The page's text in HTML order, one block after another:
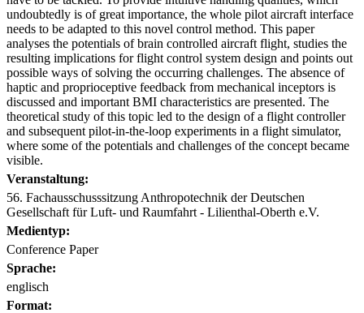
undoubtedly is of great importance, the whole pilot aircraft interface
needs to be adapted to this novel control method. This paper
analyses the potentials of brain controlled aircraft flight, studies the
resulting implications for flight control system design and points out
possible ways of solving the occurring challenges. The absence of
haptic and proprioceptive feedback from mechanical inceptors is
discussed and important BMI characteristics are presented. The
theoretical study of this topic led to the design of a flight controller
and subsequent pilot-in-the-loop experiments in a flight simulator,
where some of the potentials and challenges of the concept became
visible.
Veranstaltung:
56. Fachausschusssitzung Anthropotechnik der Deutschen
Gesellschaft für Luft- und Raumfahrt - Lilienthal-Oberth e.V.
Medientyp:
Conference Paper
Sprache:
englisch
Format: